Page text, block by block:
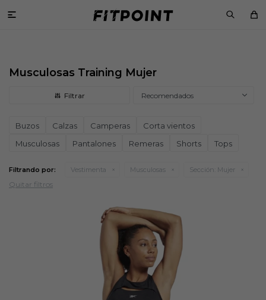

Musculosas Training Mujer
Recomendados
Buzos Calzas Camperas
Corta vientos
Musculosas
Pantalones Remeras Shorts Tops
Filtrando por: Vestimenta Musculosas Sección: Mujer
Quitar filtros